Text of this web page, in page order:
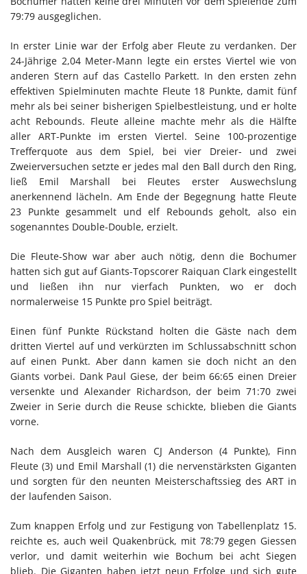
79:79 ausgeglichen.
In erster Linie war der Erfolg aber Fleute zu verdanken. Der
24-Jährige 2,04 Meter-Mann legte ein erstes Viertel wie von
anderen Stern auf das Castello Parkett. In den ersten zehn
effektiven Spielminuten machte Fleute 18 Punkte, damit fünf
mehr als bei seiner bisherigen Spielbestleistung, und er holte
acht Rebounds. Fleute alleine machte mehr als die Hälfte
aller ART-Punkte im ersten Viertel. Seine 100-prozentige
Trefferquote aus dem Spiel, bei vier Dreier- und zwei
Zweierversuchen setzte er jedes mal den Ball durch den Ring,
ließ Emil Marshall bei Fleutes erster Auswechslung
anerkennend lächeln. Am Ende der Begegnung hatte Fleute
23 Punkte gesammelt und elf Rebounds geholt, also ein
sogenanntes Double-Double, erzielt.
Die Fleute-Show war aber auch nötig, denn die Bochumer
hatten sich gut auf Giants-Topscorer Raiquan Clark eingestellt
und ließen ihn nur vierfach Punkten, wo er doch
normalerweise 15 Punkte pro Spiel beiträgt.
Einen fünf Punkte Rückstand holten die Gäste nach dem
dritten Viertel auf und verkürzten im Schlussabschnitt schon
auf einen Punkt. Aber dann kamen sie doch nicht an den
Giants vorbei. Dank Paul Giese, der beim 66:65 einen Dreier
versenkte und Alexander Richardson, der beim 71:70 zwei
Zweier in Serie durch die Reuse schickte, blieben die Giants
vorne.
Nach dem Ausgleich waren CJ Anderson (4 Punkte), Finn
Fleute (3) und Emil Marshall (1) die nervenstärksten Giganten
und sorgten für den neunten Meisterschaftssieg des ART in
der laufenden Saison.
Zum knappen Erfolg und zur Festigung von Tabellenplatz 15.
reichte es, auch weil Quakenbrück, mit 78:79 gegen Giessen
verlor, und damit weiterhin wie Bochum bei acht Siegen
blieb. Die Giganten haben jetzt neun Erfolge und sich gute